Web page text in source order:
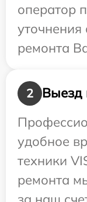
оператор
уточнения
ремонта
2
Выезд
удобное
техники
ремонта